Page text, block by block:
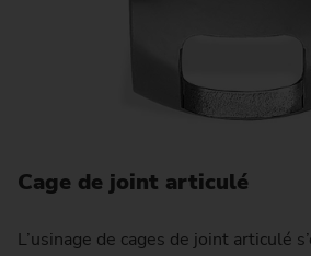
Cage de joint articulé
L’usinage de cages de joint articulé